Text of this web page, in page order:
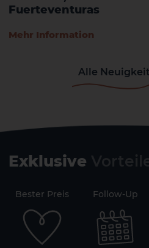
Fuerteventuras
Mehr Information
Alle
Exklusive
Bester Preis Follow-Up